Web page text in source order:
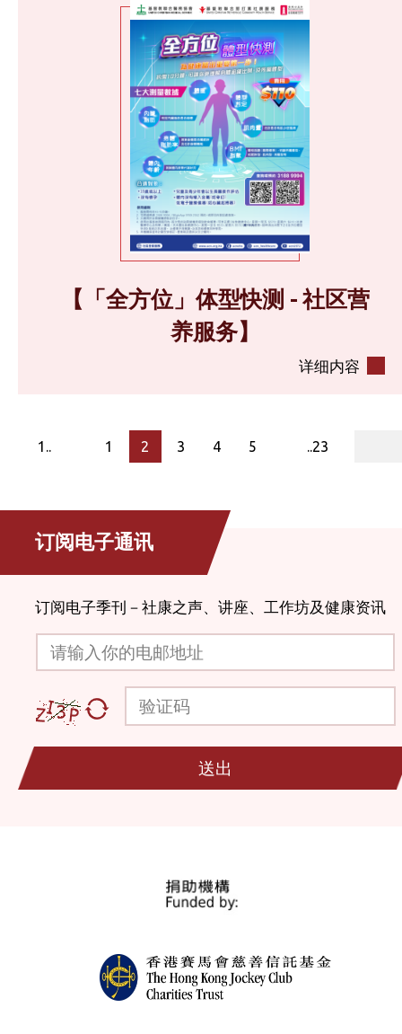
【「全方位」体型快测 - 社区营
养服务】
详细内容
1.. 1 2 3 4 5 ..23
订阅电子通讯
订阅电子季刊－社康之声、讲座、工作坊及健康资讯
请输入你的电邮地址
验证码
送出